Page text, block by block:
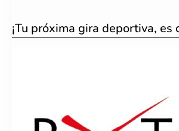
¡Tu próxima gira deportiva, es